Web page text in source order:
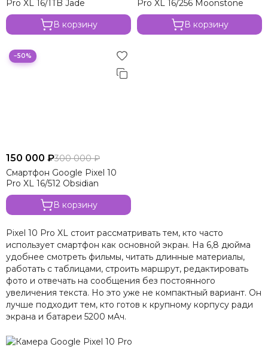
Pro XL 16/1TB Jade
В корзину
Pro XL 16/256 Moonstone
В корзину
−50%
150 000 ₽300 000 ₽
Смартфон Google Pixel 10
Pro XL 16/512 Obsidian
В корзину
Pixel 10 Pro XL стоит рассматривать тем, кто часто
использует смартфон как основной экран. На 6,8 дюйма
удобнее смотреть фильмы, читать длинные материалы,
работать с таблицами, строить маршрут, редактировать
фото и отвечать на сообщения без постоянного
увеличения текста. Но это уже не компактный вариант. Он
лучше подходит тем, кто готов к крупному корпусу ради
экрана и батареи 5200 мАч.